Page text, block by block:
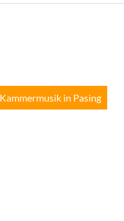
Kammermusik in Pasing